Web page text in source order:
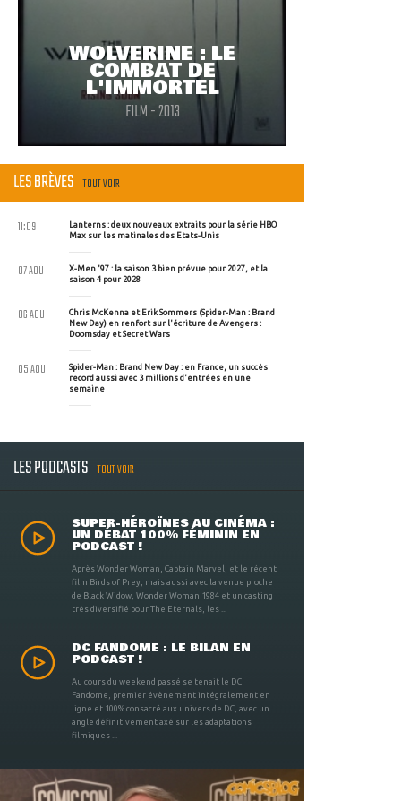
WOLVERINE : LE
COMBAT DE
L'IMMORTEL
FILM - 2013
LES BRÈVES TOUT VOIR
Lanterns : deux nouveaux extraits pour la série HBO
Max sur les matinales des Etats-Unis
11:09
X-Men '97 : la saison 3 bien prévue pour 2027, et la
saison 4 pour 2028
07 AOU
Chris McKenna et Erik Sommers (Spider-Man : Brand
New Day) en renfort sur l'écriture de Avengers :
Doomsday et Secret Wars
06 AOU
Spider-Man : Brand New Day : en France, un succès
record aussi avec 3 millions d'entrées en une
semaine
05 AOU
LES PODCASTS TOUT VOIR
SUPER-HÉROÏNES AU CINÉMA :
UN DÉBAT 100% FÉMININ EN
PODCAST !
Après Wonder Woman, Captain Marvel, et le récent
film Birds of Prey, mais aussi avec la venue proche
de Black Widow, Wonder Woman 1984 et un casting
très diversifié pour The Eternals, les ...
DC FANDOME : LE BILAN EN
PODCAST !
Au cours du weekend passé se tenait le DC
Fandome, premier évènement intégralement en
ligne et 100% consacré aux univers de DC, avec un
angle définitivement axé sur les adaptations
filmiques ...